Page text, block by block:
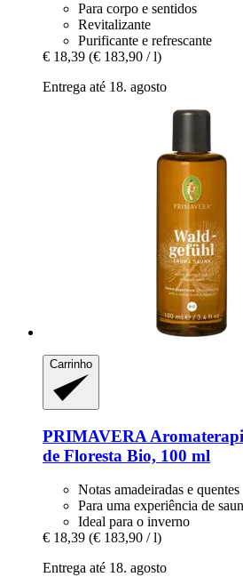
Para corpo e sentidos
Revitalizante
Purificante e refrescante
€ 18,39 (€ 183,90 / l)
Entrega até 18. agosto
Carrinho
PRIMAVERA
de Floresta Bio, 100 ml
Notas amadeiradas e quentes
Para uma experiência de
Ideal para o inverno
€ 18,39 (€ 183,90 / l)
Entrega até 18. agosto